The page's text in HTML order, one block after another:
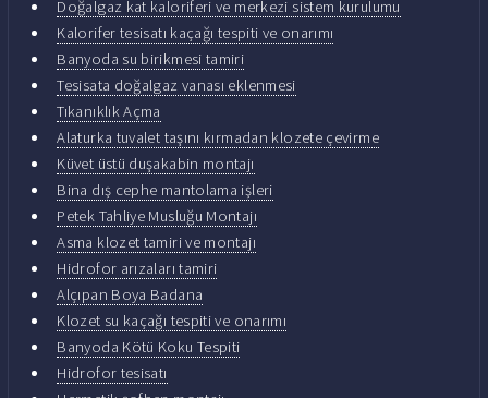
Doğalgaz kat kaloriferi ve merkezi sistem kurulumu
Kalorifer tesisatı kaçağı tespiti ve onarımı
Banyoda su birikmesi tamiri
Tesisata doğalgaz vanası eklenmesi
Tıkanıklık Açma
Alaturka tuvalet taşını kırmadan klozete çevirme
Küvet üstü duşakabin montajı
Bina dış cephe mantolama işleri
Petek Tahliye Musluğu Montajı
Asma klozet tamiri ve montajı
Hidrofor arızaları tamiri
Alçıpan Boya Badana
Klozet su kaçağı tespiti ve onarımı
Banyoda Kötü Koku Tespiti
Hidrofor tesisatı